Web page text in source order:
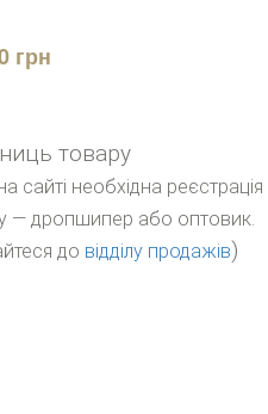
грн
товару
сайті необхідна реєстрація
— дропшипер або оптовик.
до відділу продажів)